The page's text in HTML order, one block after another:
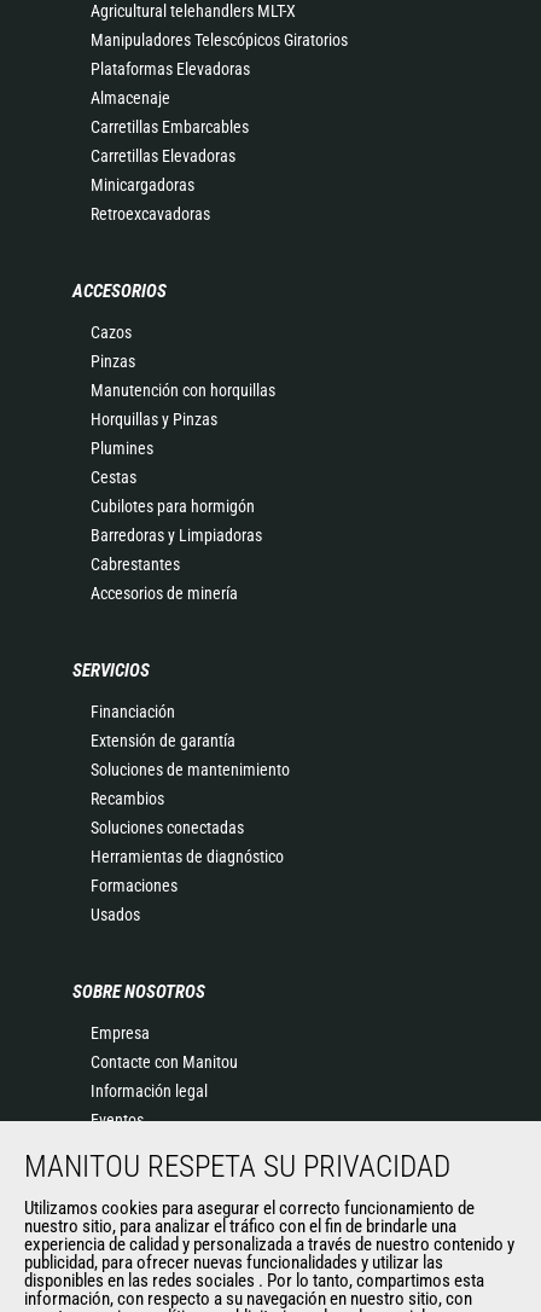
Agricultural telehandlers MLT-X
Manipuladores Telescópicos Giratorios
Plataformas Elevadoras
Almacenaje
Carretillas Embarcables
Carretillas Elevadoras
Minicargadoras
Retroexcavadoras
ACCESORIOS
Cazos
Pinzas
Manutención con horquillas
Horquillas y Pinzas
Plumines
Cestas
Cubilotes para hormigón
Barredoras y Limpiadoras
Cabrestantes
Accesorios de minería
SERVICIOS
Financiación
Extensión de garantía
Soluciones de mantenimiento
Recambios
Soluciones conectadas
Herramientas de diagnóstico
Formaciones
Usados
SOBRE NOSOTROS
Empresa
Contacte con Manitou
Información legal
Eventos
Historia
General Terms and Conditions of Sale
OTROS SITIOS DEL GRUPO
MANITOU RESPETA SU PRIVACIDAD
Utilizamos cookies para asegurar el correcto funcionamiento de
nuestro sitio, para analizar el tráfico con el fin de brindarle una
experiencia de calidad y personalizada a través de nuestro contenido y
publicidad, para ofrecer nuevas funcionalidades y utilizar las
disponibles en las redes sociales . Por lo tanto, compartimos esta
información, con respecto a su navegación en nuestro sitio, con